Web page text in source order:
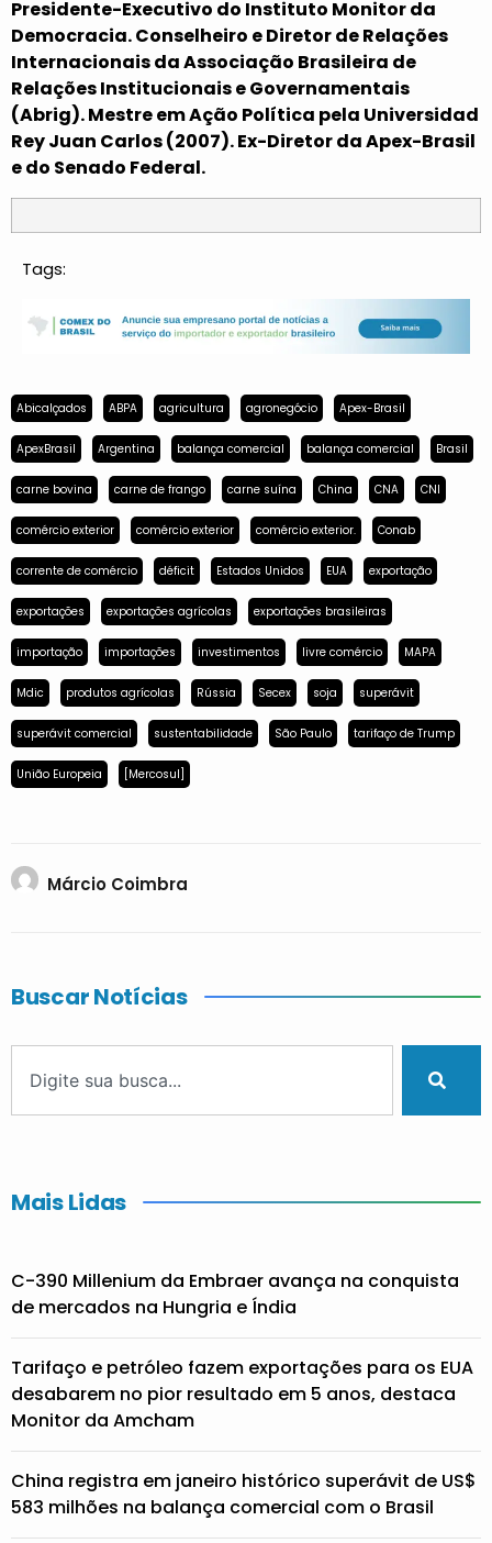
Presidente-Executivo do Instituto Monitor da
Democracia. Conselheiro e Diretor de Relações
Internacionais da Associação Brasileira de
Relações Institucionais e Governamentais
(Abrig). Mestre em Ação Política pela Universidad
Rey Juan Carlos (2007). Ex-Diretor da Apex-Brasil
e do Senado Federal.
Tags:
Abicalçados ABPA agricultura agronegócio Apex-Brasil
ApexBrasil Argentina balança comercial balança comercial Brasil
carne bovina carne de frango carne suína China CNA CNI
comércio exterior comércio exterior comércio exterior. Conab
corrente de comércio déficit Estados Unidos EUA exportação
exportações exportações agrícolas exportações brasileiras
importação importações investimentos livre comércio MAPA
Mdic produtos agrícolas Rússia Secex soja superávit
superávit comercial sustentabilidade São Paulo tarifaço de Trump
União Europeia [Mercosul]
Márcio Coimbra
Buscar Notícias
Mais Lidas
C-390 Millenium da Embraer avança na conquista
de mercados na Hungria e Índia
Tarifaço e petróleo fazem exportações para os EUA
desabarem no pior resultado em 5 anos, destaca
Monitor da Amcham
China registra em janeiro histórico superávit de US$
583 milhões na balança comercial com o Brasil